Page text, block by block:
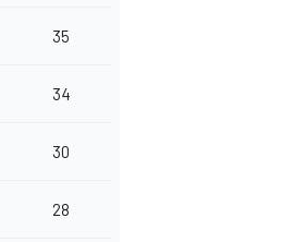
35
34
30
28